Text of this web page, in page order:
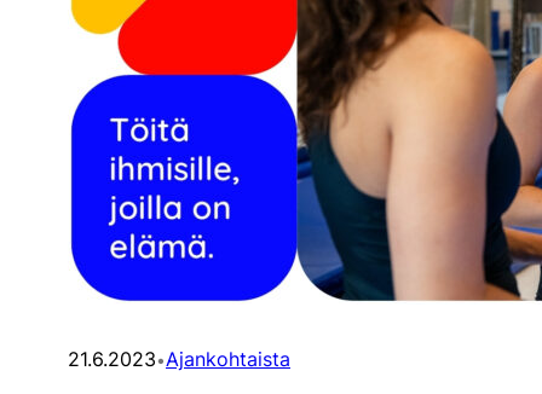
21.6.2023•Ajankohtaista